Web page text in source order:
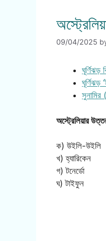
09/04/2025
ঘূর্ণিঝড়
ঘূর্ণিঝড়
অস্ট্রেলিয়ার
ক) উইলি-উইলি
খ) হ্যারিকেন
গ) টনের্ডো
ঘ) টাইফুন